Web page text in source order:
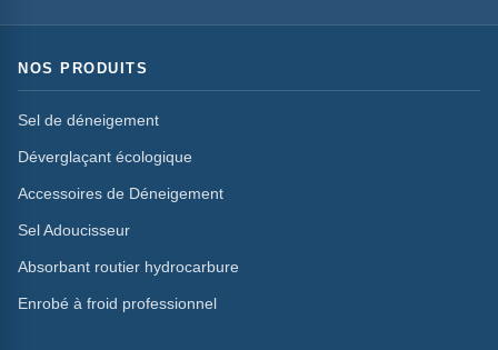
NOS PRODUITS
Sel de déneigement
Déverglaçant écologique
Accessoires de Déneigement
Sel Adoucisseur
Absorbant routier hydrocarbure
Enrobé à froid professionnel